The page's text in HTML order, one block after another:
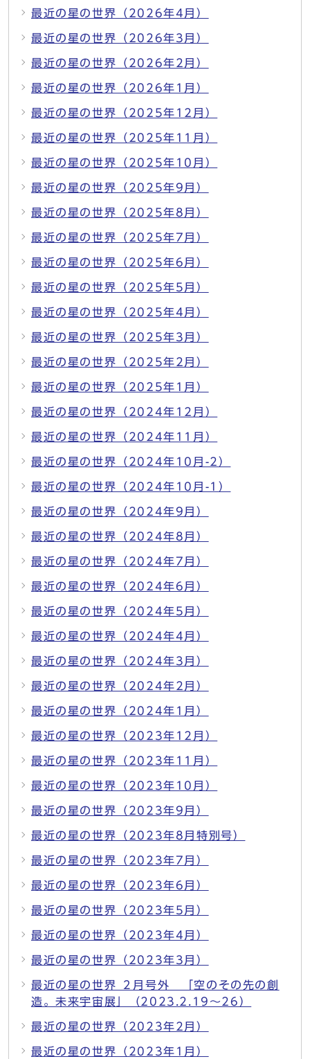
最近の星の世界（2026年4月）
最近の星の世界（2026年3月）
最近の星の世界（2026年2月）
最近の星の世界（2026年1月）
最近の星の世界（2025年12月）
最近の星の世界（2025年11月）
最近の星の世界（2025年10月）
最近の星の世界（2025年9月）
最近の星の世界（2025年8月）
最近の星の世界（2025年7月）
最近の星の世界（2025年6月）
最近の星の世界（2025年5月）
最近の星の世界（2025年4月）
最近の星の世界（2025年3月）
最近の星の世界（2025年2月）
最近の星の世界（2025年1月）
最近の星の世界（2024年12月）
最近の星の世界（2024年11月）
最近の星の世界（2024年10月-2）
最近の星の世界（2024年10月-1）
最近の星の世界（2024年9月）
最近の星の世界（2024年8月）
最近の星の世界（2024年7月）
最近の星の世界（2024年6月）
最近の星の世界（2024年5月）
最近の星の世界（2024年4月）
最近の星の世界（2024年3月）
最近の星の世界（2024年2月）
最近の星の世界（2024年1月）
最近の星の世界（2023年12月）
最近の星の世界（2023年11月）
最近の星の世界（2023年10月）
最近の星の世界（2023年9月）
最近の星の世界（2023年8月特別号）
最近の星の世界（2023年7月）
最近の星の世界（2023年6月）
最近の星の世界（2023年5月）
最近の星の世界（2023年4月）
最近の星の世界（2023年3月）
最近の星の世界 ２月号外 「空のその先の創
造。未来宇宙展」（2023.2.19～26）
最近の星の世界（2023年2月）
最近の星の世界（2023年1月）